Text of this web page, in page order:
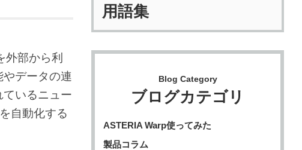
部から利
データの連
いるニュー
自動化する
用語集
Blog Category
ブログカテゴリ
ASTERIA Warp使ってみた
製品コラム